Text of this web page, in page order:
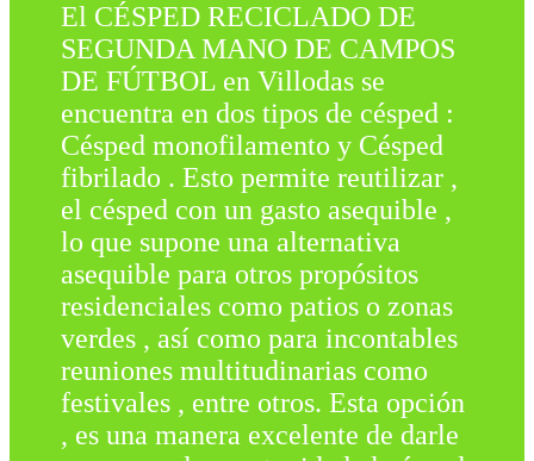
El CÉSPED RECICLADO DE
SEGUNDA MANO DE CAMPOS
DE FÚTBOL en Villodas se
encuentra en dos tipos de césped :
Césped monofilamento y Césped
fibrilado . Esto permite reutilizar ,
el césped con un gasto asequible ,
lo que supone una alternativa
asequible para otros propósitos
residenciales como patios o zonas
verdes , así como para incontables
reuniones multitudinarias como
festivales , entre otros. Esta opción
, es una manera excelente de darle